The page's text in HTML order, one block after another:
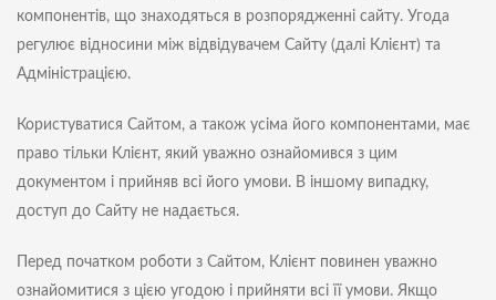
компонентів, що знаходяться в розпорядженні сайту. Угода
регулює відносини між відвідувачем Сайту (далі Клієнт) та
Адміністрацією.
Користуватися Сайтом, а також усіма його компонентами, має
право тільки Клієнт, який уважно ознайомився з цим
документом і прийняв всі його умови. В іншому випадку,
доступ до Сайту не надається.
Перед початком роботи з Сайтом, Клієнт повинен уважно
ознайомитися з цією угодою і прийняти всі її умови. Якщо